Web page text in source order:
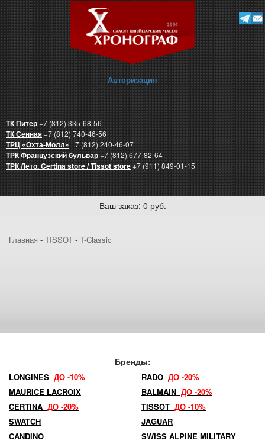
Авторизация
ТК Питер+7 (812) 335-68-56
ТК Сенная+7 (812) 740-46-56
ТРЦ «Охта-Молл»+7 (812) 240-46-07
ТРК Французский бульвар+7 (812) 677-82-64
ТРК Лето. Certina store / Tissot store+7 (911) 849-01-15
Ваш заказ: 0 руб.
Главная - TISSOT - T-Classic
Бренды:
LONGINES ДО -10% RADO ДО -20%
MAURICE LACROIX
BALMAIN ДО -20%
CERTINA ДО -20% TISSOT ДО -10%
SWATCH
JAGUAR
CANDINO
SWISS ALPINE MILITARY